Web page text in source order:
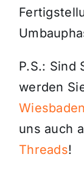
P.S.: Sind
werden
uns auch
Threads!